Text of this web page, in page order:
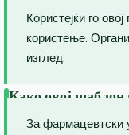
Користејќи го
користење.
изглед.
Како овој шаблон
За фармацевтски